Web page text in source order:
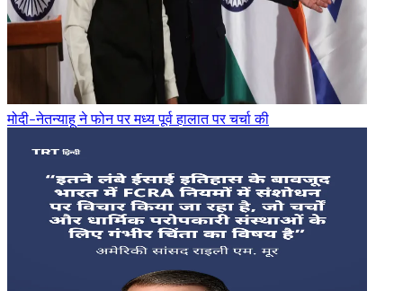
मोदी-नेतन्याहू ने फोन पर मध्य पूर्व हालात पर चर्चा की